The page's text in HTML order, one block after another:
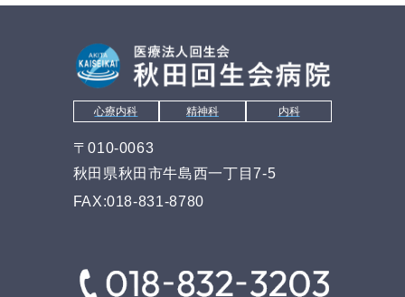
心療内科 精神科 内科
〒010-0063
秋田県秋田市牛島西一丁目7-5
FAX:018-831-8780